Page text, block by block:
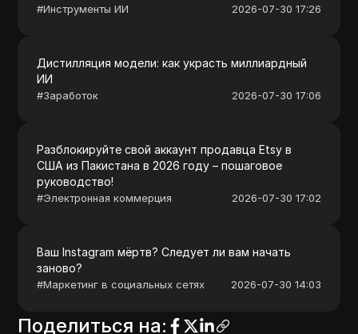
#Инструменты ИИ 2026-07-30 17:26
Дистилляция модели: как украсть миллиардный
ИИ
#Заработок 2026-07-30 17:06
Разблокируйте свой аккаунт продавца Etsy в
США из Пакистана в 2026 году – пошаговое
руководство!
#Электронная коммерция 2026-07-30 17:02
Ваш Instagram мёртв? Следует ли вам начать
заново?
#Маркетинг в социальных сетях 2026-07-30 14:03
Поделиться на: